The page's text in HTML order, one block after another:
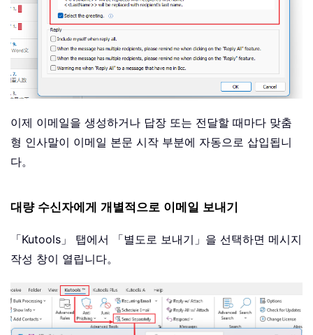
이제 이메일을 생성하거나 답장 또는 전달할 때마다 맞춤
형 인사말이 이메일 본문 시작 부분에 자동으로 삽입됩니
다。
대량 수신자에게 개별적으로 이메일 보내기
「Kutools」 탭에서 「별도로 보내기」을 선택하면 메시지
작성 창이 열립니다。